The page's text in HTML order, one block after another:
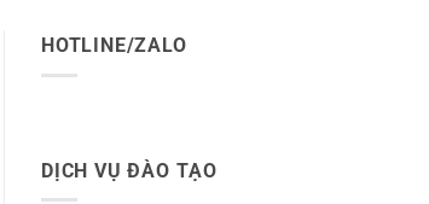
HOTLINE/ZALO
DỊCH VỤ ĐÀO TẠO